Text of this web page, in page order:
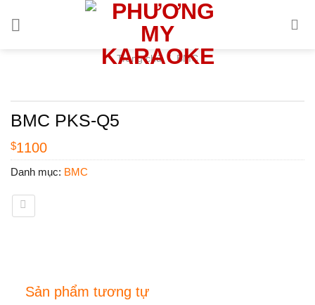
Trang chủ / BMC
BMC PKS-Q5
$1100
Danh mục: BMC
Sản phẩm tương tự